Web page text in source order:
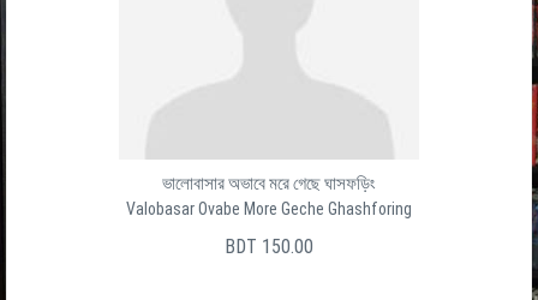
ভালোবাসার অভাবে মরে গেছে ঘাসফড়িং
Valobasar Ovabe More Geche Ghashforing
BDT 150.00